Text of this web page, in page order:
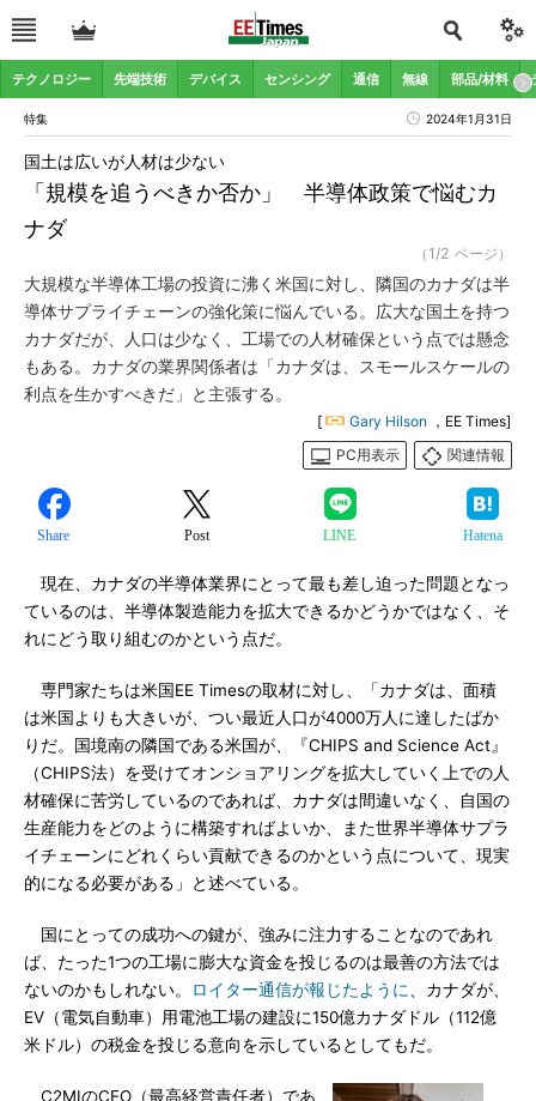
テクノロジー 先端技術 デバイス センシング 通信 無線 部品/材料
特集 2024年1月31日
「規模を追うべきか否か」 半導体政策で悩むカ
ナダ
国土は広いが人材は少ない
（1/2 ページ）
大規模な半導体工場の投資に沸く米国に対し、隣国のカナダは半
導体サプライチェーンの強化策に悩んでいる。広大な国土を持つ
カナダだが、人口は少なく、工場での人材確保という点では懸念
もある。カナダの業界関係者は「カナダは、スモールスケールの
利点を生かすべきだ」と主張する。
[ Gary Hilson ，EE Times]
PC用表示
関連情報
Share Post LINE Hatena
現在、カナダの半導体業界にとって最も差し迫った問題となっ
ているのは、半導体製造能力を拡大できるかどうかではなく、そ
れにどう取り組むのかという点だ。
専門家たちは米国EE Timesの取材に対し、「カナダは、面積
は米国よりも大きいが、つい最近人口が4000万人に達したばか
りだ。国境南の隣国である米国が、『CHIPS and Science Act』
（CHIPS法）を受けてオンショアリングを拡大していく上での人
材確保に苦労しているのであれば、カナダは間違いなく、自国の
生産能力をどのように構築すればよいか、また世界半導体サプラ
イチェーンにどれくらい貢献できるのかという点について、現実
的になる必要がある」と述べている。
国にとっての成功への鍵が、強みに注力することなのであれ
ば、たった1つの工場に膨大な資金を投じるのは最善の方法では
ないのかもしれない。
ロイター通信が報じたように
、カナダが、
EV（電気自動車）用電池工場の建設に150億カナダドル（112億
米ドル）の税金を投じる意向を示しているとしてもだ。
C2MIのCEO（最高経営責任者）であ